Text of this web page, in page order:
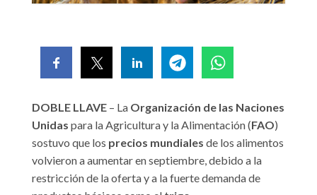
DOBLE LLAVE – La Organización de las Naciones
Unidas para la Agricultura y la Alimentación (FAO)
sostuvo que los precios mundiales de los alimentos
volvieron a aumentar en septiembre, debido a la
restricción de la oferta y a la fuerte demanda de